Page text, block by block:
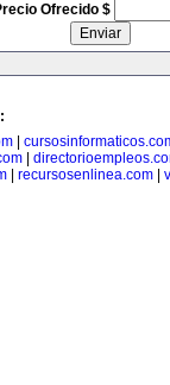
Ofrecido $
|
recursosenlinea.com